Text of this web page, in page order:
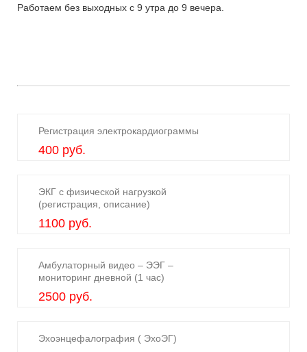
Работаем без выходных с 9 утра до 9 вечера.
Регистрация электрокардиограммы
400 руб.
ЭКГ с физической нагрузкой
(регистрация, описание)
1100 руб.
Амбулаторный видео – ЭЭГ –
мониторинг дневной (1 час)
2500 руб.
Эхоэнцефалография ( ЭхоЭГ)